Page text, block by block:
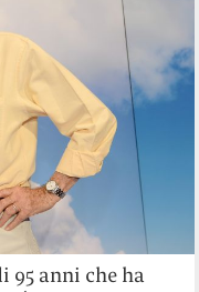
95 anni che ha